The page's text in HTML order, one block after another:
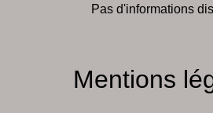
Pas d'informations
Mentions